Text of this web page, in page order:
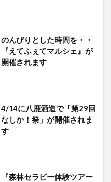
のんびりとした時間を・・
『えてふぇてマルシェ』が
開催されます
4/14に八鹿酒造で「第29回
なしか！祭」が開催されま
す
『森林セラピー体験ツアー